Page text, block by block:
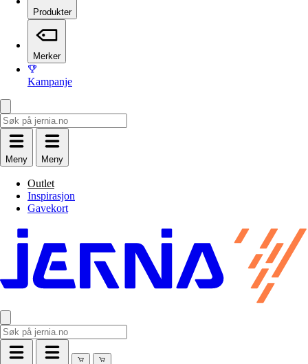
Produkter
Merker
Kampanje
Meny Meny
Outlet
Inspirasjon
Gavekort